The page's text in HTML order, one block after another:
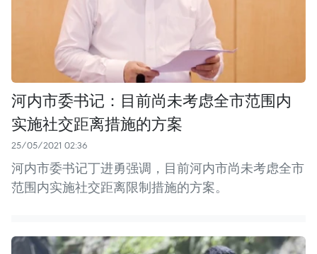
河内市委书记：目前尚未考虑全市范围内
实施社交距离措施的方案
25/05/2021 02:36
河内市委书记丁进勇强调，目前河内市尚未考虑全市
范围内实施社交距离限制措施的方案。